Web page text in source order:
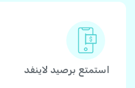
استمتع برصيد لاينفد